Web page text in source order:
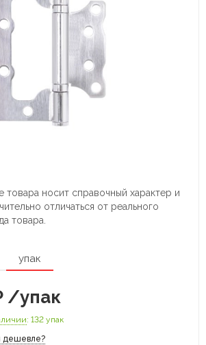
товара носит справочный характер и
отличаться от реального
товара.
упак
/упак
: 132 упак
дешевле?